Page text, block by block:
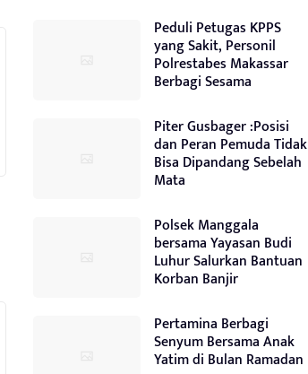
Peduli Petugas KPPS
yang Sakit, Personil
Polrestabes Makassar
Berbagi Sesama
Piter Gusbager :Posisi
dan Peran Pemuda Tidak
Bisa Dipandang Sebelah
Mata
Polsek Manggala
bersama Yayasan Budi
Luhur Salurkan Bantuan
Korban Banjir
Pertamina Berbagi
Senyum Bersama Anak
Yatim di Bulan Ramadan